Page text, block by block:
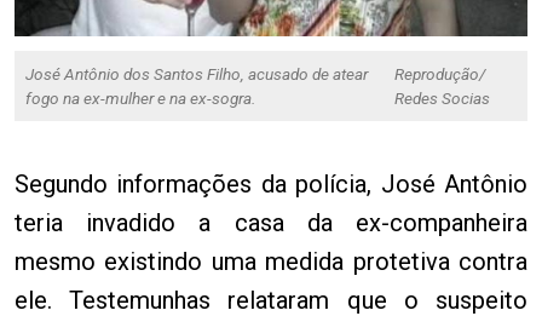
José Antônio dos Santos Filho, acusado de atear
fogo na ex-mulher e na ex-sogra.
Reprodução/
Redes Socias
Segundo informações da polícia, José Antônio
teria invadido a casa da ex-companheira
mesmo existindo uma medida protetiva contra
ele. Testemunhas relataram que o suspeito